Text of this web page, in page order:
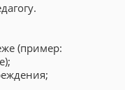
(пример: